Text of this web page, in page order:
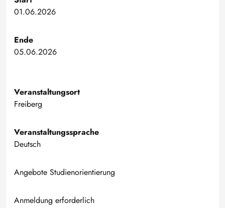
01.06.2026
Ende
05.06.2026
Veranstaltungsort
Freiberg
Veranstaltungssprache
Deutsch
Angebote Studienorientierung
Anmeldung erforderlich